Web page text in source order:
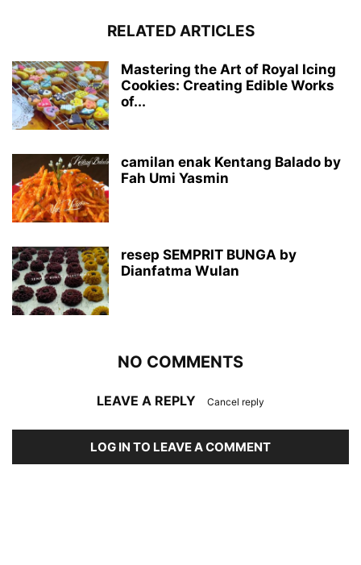
RELATED ARTICLES
Mastering the Art of Royal Icing
Cookies: Creating Edible Works
of...
camilan enak Kentang Balado by
Fah Umi Yasmin
resep SEMPRIT BUNGA by
Dianfatma Wulan
NO COMMENTS
LEAVE A REPLY Cancel reply
LOG IN TO LEAVE A COMMENT